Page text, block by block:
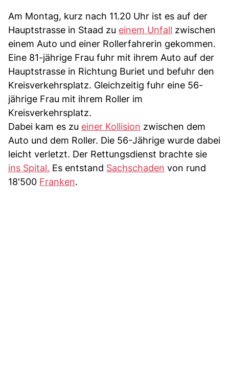
Am Montag, kurz nach 11.20 Uhr ist es auf der
Hauptstrasse in Staad zu einem Unfall zwischen
einem Auto und einer Rollerfahrerin gekommen.
Eine 81-jährige Frau fuhr mit ihrem Auto auf der
Hauptstrasse in Richtung Buriet und befuhr den
Kreisverkehrsplatz. Gleichzeitig fuhr eine 56-
jährige Frau mit ihrem Roller im
Kreisverkehrsplatz.
Dabei kam es zu einer Kollision zwischen dem
Auto und dem Roller. Die 56-Jährige wurde dabei
leicht verletzt. Der Rettungsdienst brachte sie
ins Spital. Es entstand Sachschaden von rund
18'500 Franken.